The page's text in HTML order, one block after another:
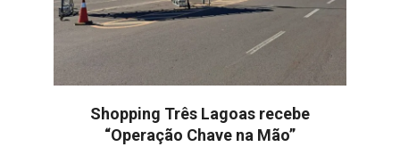
Shopping Três Lagoas recebe
“Operação Chave na Mão”